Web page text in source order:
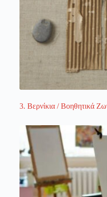
3. Βερνίκια / Βοηθητικά